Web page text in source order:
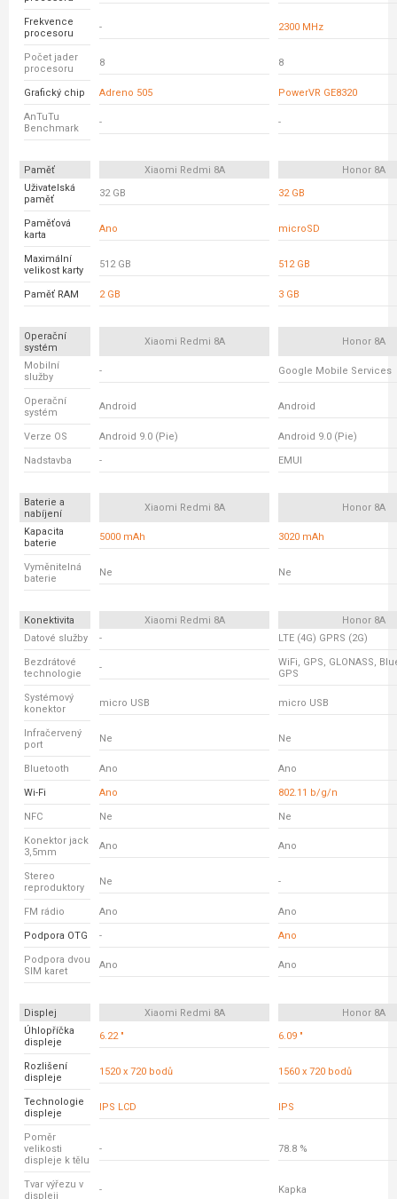
Frekvence
procesoru
- 2300 MHz
Počet jader
procesoru
8 8
Grafický chip Adreno 505 PowerVR GE8320
AnTuTu
Benchmark
- -
Paměť Xiaomi Redmi 8A
Honor 8A
Uživatelská
paměť
32 GB 32 GB
Paměťová
karta
Ano microSD
Maximální
velikost karty
512 GB 512 GB
Paměť RAM 2 GB 3 GB
Operační
systém
Xiaomi Redmi 8A Honor 8A
Mobilní
služby
- Google Mobile Services
Operační
systém
Android Android
Verze OS Android 9.0 (Pie) Android 9.0 (Pie)
Nadstavba - EMUI
Baterie a
nabíjení
Xiaomi Redmi 8A Honor 8A
Kapacita
baterie
5000 mAh 3020 mAh
Vyměnitelná
baterie
Ne Ne
Konektivita Xiaomi Redmi 8A
Honor 8A
Datové služby
- LTE (4G) GPRS (2G)
Bezdrátové
technologie
-
WiFi, GPS, GLONASS,
GPS
Systémový
konektor
micro USB micro USB
Infračervený
port
Ne Ne
Bluetooth Ano Ano
Wi-Fi Ano 802.11 b/g/n
NFC Ne Ne
Konektor jack
3,5mm
Ano Ano
Stereo
reproduktory
Ne -
FM rádio Ano Ano
Podpora OTG - Ano
Podpora dvou
SIM karet
Ano Ano
Displej Xiaomi Redmi 8A
Honor 8A
Úhlopříčka
displeje
6.22 " 6.09 "
Rozlišení
displeje
1520 x 720 bodů 1560 x 720 bodů
Technologie
displeje
IPS LCD IPS
Poměr
velikosti
displeje k tělu
- 78.8 %
Tvar výřezu v
displeji
- Kapka